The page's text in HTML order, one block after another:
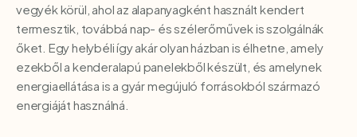
vegyék körül, ahol az alapanyagként használt kendert
termesztik, továbbá nap- és szélerőművek is szolgálnák
őket. Egy helybéli így akár olyan házban is élhetne, amely
ezekből a kenderalapú panelekből készült, és amelynek
energiaellátása is a gyár megújuló forrásokból származó
energiáját használná.